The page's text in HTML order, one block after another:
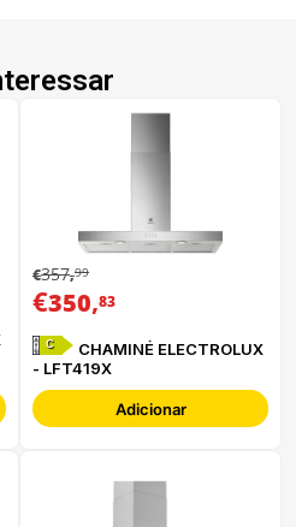
€357,99
€350,83
C
CHAMINÉ ELECTROLUX
- LFT419X
Adicionar